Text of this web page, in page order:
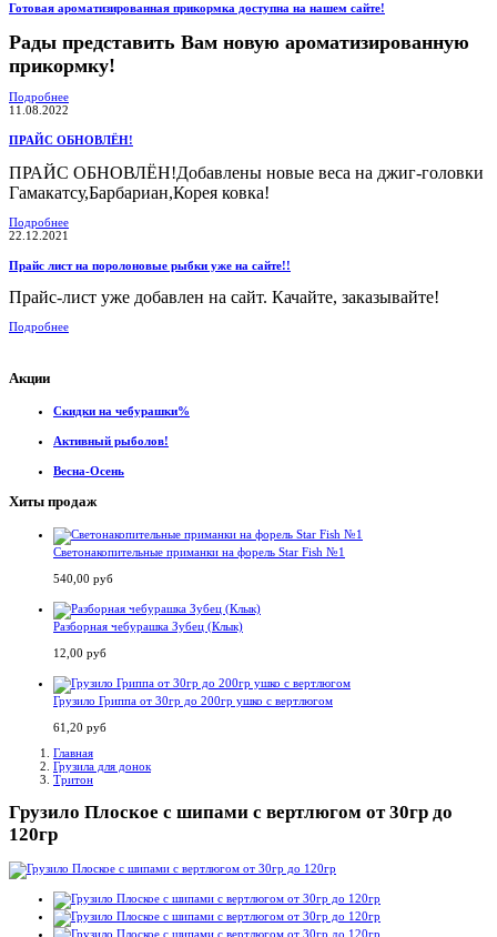
Готовая ароматизированная прикормка доступна на нашем сайте!
Рады представить Вам новую ароматизированную
прикормку!
Подробнее
11.08.2022
ПРАЙС ОБНОВЛЁН!
ПРАЙС ОБНОВЛЁН!Добавлены новые веса на джиг-головки
Гамакатсу,Барбариан,Корея ковка!
Подробнее
22.12.2021
Прайс лист на поролоновые рыбки уже на сайте!!
Прайс-лист уже добавлен на сайт. Качайте, заказывайте!
Подробнее
Акции
Скидки на чебурашки%
Активный рыболов!
Весна-Осень
Хиты продаж
Светонакопительные приманки на форель Star Fish №1
540,00 руб
Разборная чебурашка Зубец (Клык)
12,00 руб
Грузило Гриппа от 30гр до 200гр ушко с вертлюгом
61,20 руб
Главная
Грузила для донок
Тритон
Грузило Плоское с шипами с вертлюгом от 30гр до
120гр